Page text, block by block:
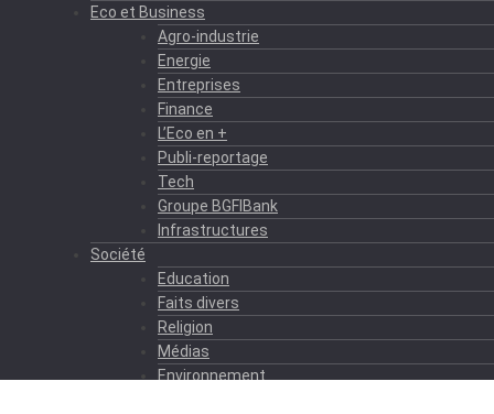
Eco et Business
Agro-industrie
Energie
Entreprises
Finance
L’Eco en +
Publi-reportage
Tech
Groupe BGFIBank
Infrastructures
Société
Education
Faits divers
Religion
Médias
Environnement